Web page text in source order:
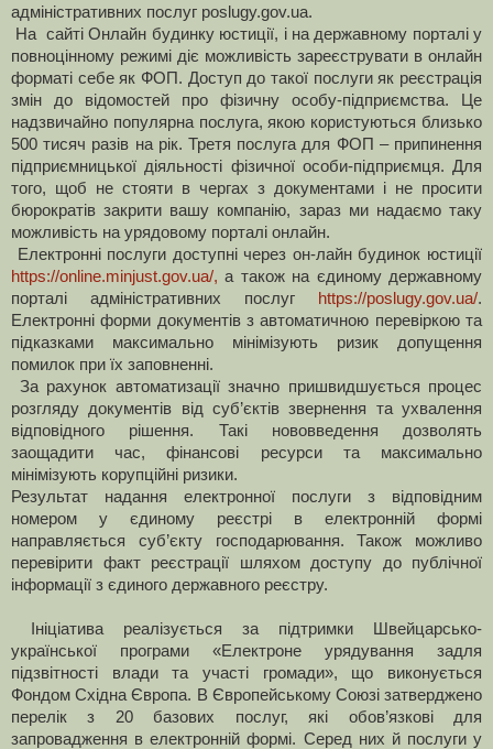
адміністративних послуг poslugy.gov.ua.
На сайті Онлайн будинку юстиції, і на державному порталі у
повноцінному режимі діє можливість зареєструвати в онлайн
форматі себе як ФОП. Доступ до такої послуги як реєстрація
змін до відомостей про фізичну особу-підприємства. Це
надзвичайно популярна послуга, якою користуються близько
500 тисяч разів на рік. Третя послуга для ФОП – припинення
підприємницької діяльності фізичної особи-підприємця. Для
того, щоб не стояти в чергах з документами і не просити
бюрократів закрити вашу компанію, зараз ми надаємо таку
можливість на урядовому порталі онлайн.
Електронні послуги доступні через он-лайн будинок юстиції
https://online.minjust.gov.ua/, а також на єдиному державному
порталі адміністративних послуг
https://poslugy.gov.ua/.
Електронні форми документів з автоматичною перевіркою та
підказками максимально мінімізують ризик допущення
помилок при їх заповненні.
За рахунок автоматизації значно пришвидшується процес
розгляду документів від суб’єктів звернення та ухвалення
відповідного рішення. Такі нововведення дозволять
заощадити час, фінансові ресурси та максимально
мінімізують корупційні ризики.
Результат надання електронної послуги з відповідним
номером у єдиному реєстрі в електронній формі
направляється суб’єкту господарювання. Також можливо
перевірити факт реєстрації шляхом доступу до публічної
інформації з єдиного державного реєстру.
Ініціатива реалізується за підтримки Швейцарсько-
української програми «Електроне урядування задля
підзвітності влади та участі громади», що виконується
Фондом Східна Європа. В Європейському Союзі затверджено
перелік з 20 базових послуг, які обов’язкові для
запровадження в електронній формі. Серед них й послуги у